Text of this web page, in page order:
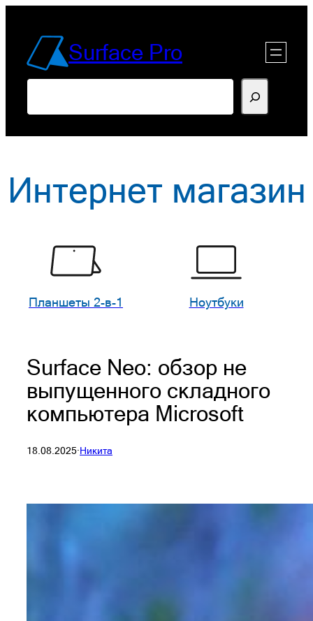
содержимомуSurface Pro
Интернет магазин
Планшеты 2-в-1 Ноутбуки
Surface Neo: обзор не
выпущенного складного
компьютера Microsoft
18.08.2025·Никита